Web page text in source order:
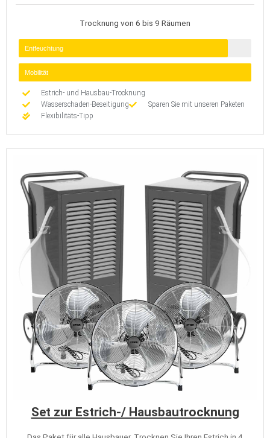
Trocknung von 6 bis 9 Räumen
Entfeuchtung
Mobilität
Estrich- und Hausbau-Trocknung
Wasserschaden-Beseitigung
Sparen Sie mit unseren Paketen
Flexibilitäts-Tipp
Set zur Estrich-/ Hausbautrocknung